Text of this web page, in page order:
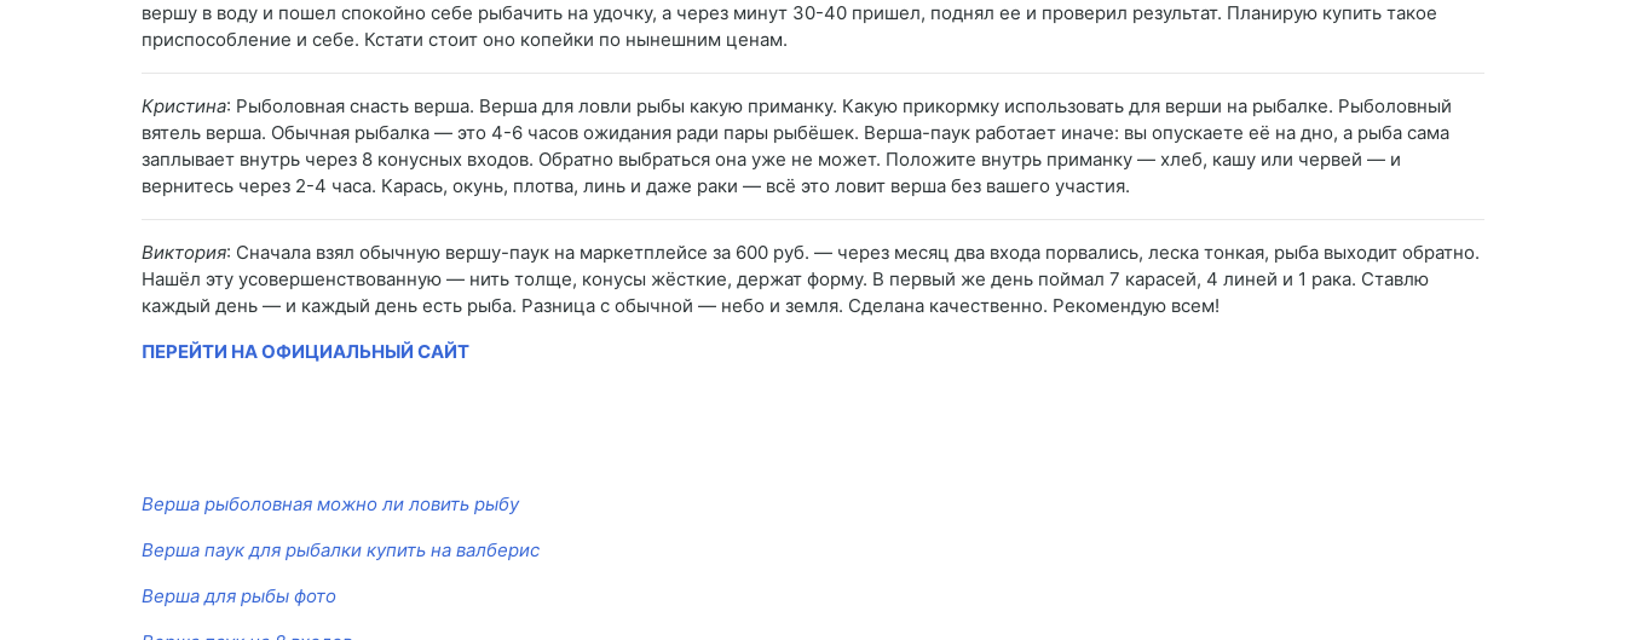
вершу в воду и пошел спокойно себе рыбачить на удочку, а через минут 30-40 пришел, поднял ее и проверил результат. Планирую купить такое
приспособление и себе. Кстати стоит оно копейки по нынешним ценам.
Кристина: Рыболовная снасть верша. Верша для ловли рыбы какую приманку. Какую прикормку использовать для верши на рыбалке. Рыболовный
вятель верша. Обычная рыбалка — это 4-6 часов ожидания ради пары рыбёшек. Верша-паук работает иначе: вы опускаете её на дно, а рыба сама
заплывает внутрь через 8 конусных входов. Обратно выбраться она уже не может. Положите внутрь приманку — хлеб, кашу или червей — и
вернитесь через 2-4 часа. Карась, окунь, плотва, линь и даже раки — всё это ловит верша без вашего участия.
Виктория: Сначала взял обычную вершу-паук на маркетплейсе за 600 руб. — через месяц два входа порвались, леска тонкая, рыба выходит обратно.
Нашёл эту усовершенствованную — нить толще, конусы жёсткие, держат форму. В первый же день поймал 7 карасей, 4 линей и 1 рака. Ставлю
каждый день — и каждый день есть рыба. Разница с обычной — небо и земля. Сделана качественно. Рекомендую всем!
ПЕРЕЙТИ НА ОФИЦИАЛЬНЫЙ САЙТ
Верша рыболовная можно ли ловить рыбу
Верша паук для рыбалки купить на валберис
Верша для рыбы фото